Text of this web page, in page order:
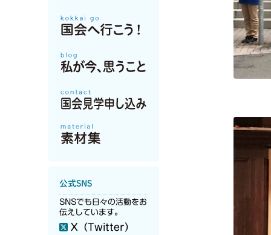
公式SNS
SNSでも日々の活動をお
伝えしています。
X（Twitter）